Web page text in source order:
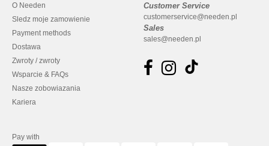
O Needen
Sledz moje zamowienie
Payment methods
Dostawa
Zwroty / zwroty
Wsparcie & FAQs
Nasze zobowiazania
Kariera
Customer Service
customerservice@needen.pl
Sales
sales@needen.pl
Pay with